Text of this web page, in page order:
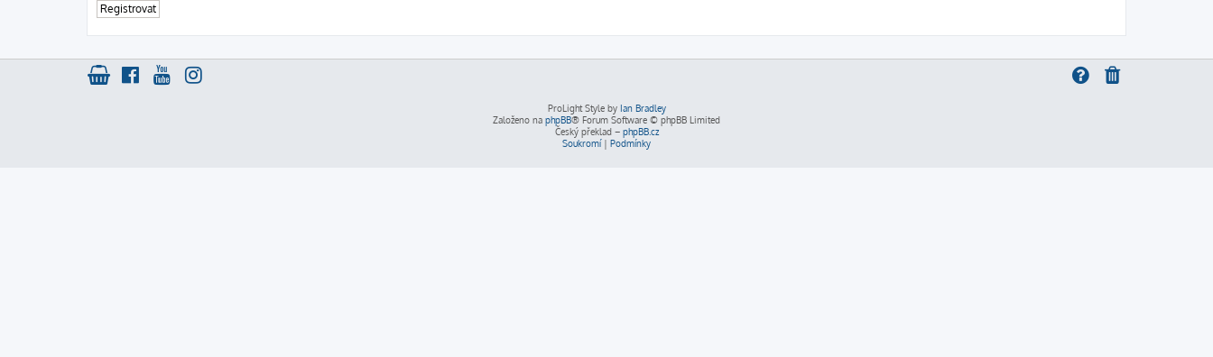
Registrovat
ProLight Style by Ian Bradley
Založeno na phpBB® Forum Software © phpBB Limited
Český překlad – phpBB.cz
Soukromí| Podmínky